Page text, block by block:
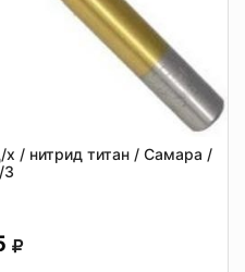
/ нитрид титан / Самара /
З